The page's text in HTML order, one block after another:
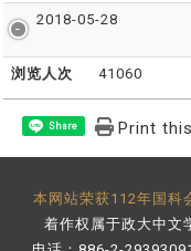
2018-05-28
浏览人次 41060
Share Print
本网站荣获112年国科
着作权属于政大中文